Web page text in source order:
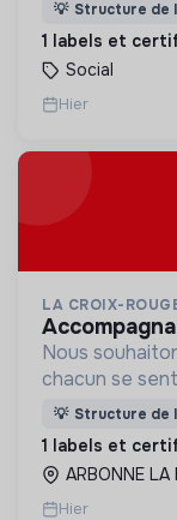
💡 Structure de
1 labels et
Social
Hier
LA CROIX-
Nous
chacun se
nous
💡 Structure de
1 labels et
ARBONNE LA
Hier